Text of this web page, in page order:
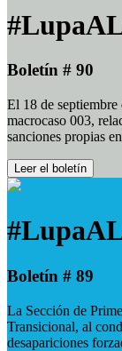
Boletín # 90
El 18 de
macrocaso 003,
sanciones propias
Leer el boletín
Boletín # 89
La Sección de
Transicional, al
desapariciones